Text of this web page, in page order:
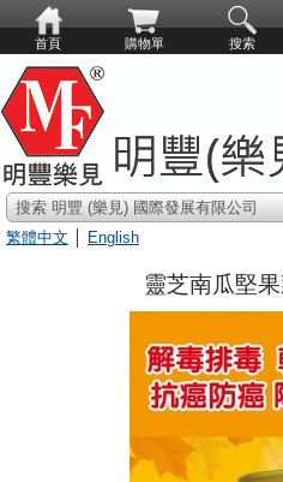
首頁 購物單 搜索
搜索 明豐 (樂見) 國際發展有限公司
繁體中文
English
靈芝南瓜堅